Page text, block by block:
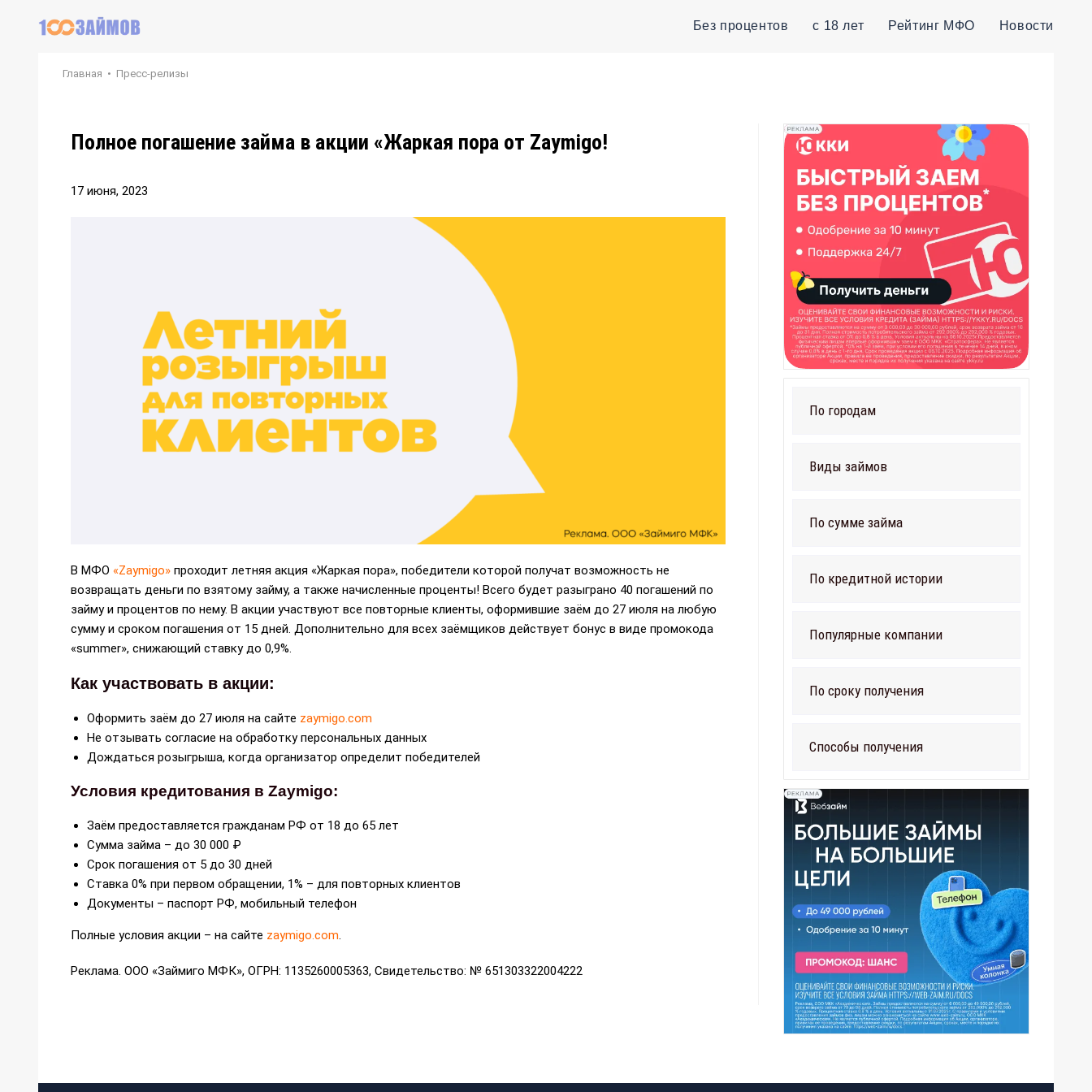
Без процентов с 18 лет Рейтинг МФО Новости
Главная • Пресс-релизы
Полное погашение займа в акции «Жаркая пора от Zaymigo!
17 июня, 2023
В МФО «Zaymigo» проходит летняя акция «Жаркая пора», победители которой получат возможность не
возвращать деньги по взятому займу, а также начисленные проценты! Всего будет разыграно 40 погашений по
займу и процентов по нему. В акции участвуют все повторные клиенты, оформившие заём до 27 июля на любую
сумму и сроком погашения от 15 дней. Дополнительно для всех заёмщиков действует бонус в виде промокода
«summer», снижающий ставку до 0,9%.
Как участвовать в акции:
Оформить заём до 27 июля на сайте zaymigo.com
Не отзывать согласие на обработку персональных данных
Дождаться розыгрыша, когда организатор определит победителей
Условия кредитования в Zaymigo:
Заём предоставляется гражданам РФ от 18 до 65 лет
Сумма займа – до 30 000 ₽
Срок погашения от 5 до 30 дней
Ставка 0% при первом обращении, 1% – для повторных клиентов
Документы – паспорт РФ, мобильный телефон
Полные условия акции – на сайте zaymigo.com.
Реклама. ООО «Займиго МФК», ОГРН: 1135260005363, Свидетельство: № 651303322004222
По городам
Виды займов
По сумме займа
По кредитной истории
Популярные компании
По сроку получения
Способы получения